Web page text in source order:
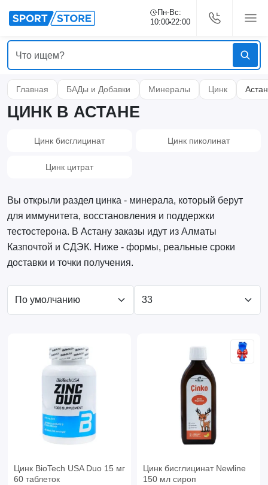
Пн-Вс:
10:00 22:00
Главная БАДы и Добавки Минералы Цинк
ЦИНК В АСТАНЕ
Цинк бисглицинат Цинк пиколинат
Цинк цитрат
Вы открыли раздел цинка - минерала, который берут
для иммунитета, восстановления и поддержки
тестостерона. В Астану заказы идут из Алматы
Казпочтой и СДЭК. Ниже - формы, реальные сроки
доставки и точки получения.
Цинк BioTech USA Duo 15 мг
60 таблеток
Цинк бисглицинат Newline
150 мл сироп